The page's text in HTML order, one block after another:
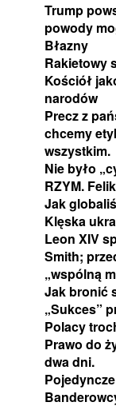
Trump
powody
Błazny
Rakietowy
Kościół
narodów
Precz z
chcemy
wszystkim.
Nie było
RZYM.
Jak
Klęska
Leon XIV
Smith;
„wspólną
Jak bronić
„Sukces”
Polacy
Prawo do
dwa dni.